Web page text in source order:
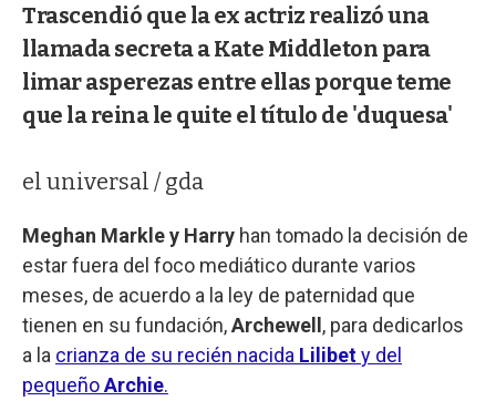
Trascendió que la ex actriz realizó una
llamada secreta a Kate Middleton para
limar asperezas entre ellas porque teme
que la reina le quite el título de 'duquesa'
el universal / gda
Meghan Markle y Harry han tomado la decisión de
estar fuera del foco mediático durante varios
meses, de acuerdo a la ley de paternidad que
tienen en su fundación,Archewell , para dedicarlos
a la crianza de su recién nacida Lilibety del
pequeñoArchie.